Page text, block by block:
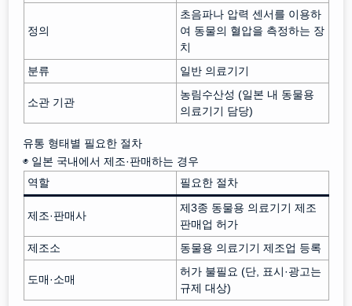
정의
초음파나 압력 센서를 이용하
여 동물의 혈압을 측정하는 장
치
분류
일반 의료기기
소관 기관
농림수산성 (일본 내 동물용
의료기기 담당)
유통 형태별 필요한 절차
◉ 일본 국내에서 제조·판매하는 경우
역할
필요한 절차
제조·판매사
제3종 동물용 의료기기 제조
판매업 허가
제조소
동물용 의료기기 제조업 등록
도매·소매
허가 불필요 (단, 표시·광고는
규제 대상)